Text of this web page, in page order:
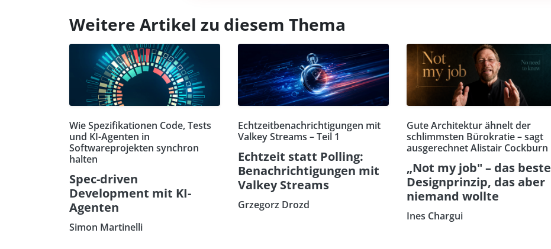
Weitere Artikel zu diesem Thema
Wie Spezifikationen Code, Tests
und KI-Agenten in
Softwareprojekten synchron
halten
Spec-driven
Development mit KI-
Agenten
Simon Martinelli
Echtzeitbenachrichtigungen mit
Valkey Streams – Teil 1
Echtzeit statt Polling:
Benachrichtigungen mit
Valkey Streams
Grzegorz Drozd
Gute Architektur ähnelt der
schlimmsten Bürokratie – sagt
ausgerechnet Alistair Cockburn
„Not my job" – das beste
Designprinzip, das aber
niemand wollte
Ines Chargui